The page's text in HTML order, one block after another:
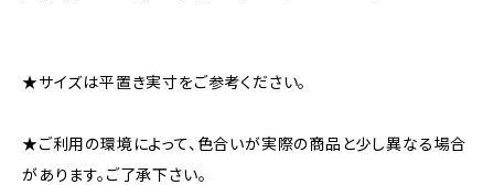
★サイズは平置き実寸をご参考ください。
★ご利用の環境によって、色合いが実際の商品と少し異なる場合
があります。ご了承下さい。